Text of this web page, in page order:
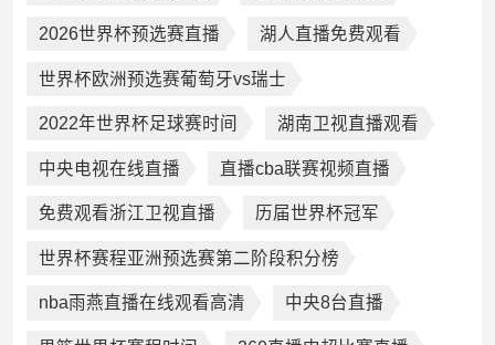
2026世界杯预选赛直播 湖人直播免费观看
世界杯欧洲预选赛葡萄牙vs瑞士
2022年世界杯足球赛时间 湖南卫视直播观看
中央电视在线直播 直播cba联赛视频直播
免费观看浙江卫视直播 历届世界杯冠军
世界杯赛程亚洲预选赛第二阶段积分榜
nba雨燕直播在线观看高清 中央8台直播